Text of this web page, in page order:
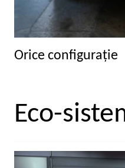
Orice configuraţie
Eco-